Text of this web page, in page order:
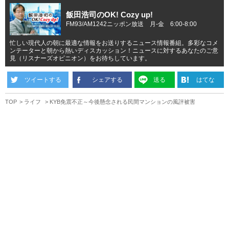
飯田浩司のOK! Cozy up!
FM93/AM1242ニッポン放送 月-金 6:00-8:00
忙しい現代人の朝に最適な情報をお送りするニュース情報番組。多彩なコメ
ンテーターと朝から熱いディスカッション！ニュースに対するあなたのご意
見（リスナーズオピニオン）をお待ちしています。
ツイートする シェアする 送る はてな
TOP ライフ KYB免震不正～今後懸念される民間マンションの風評被害